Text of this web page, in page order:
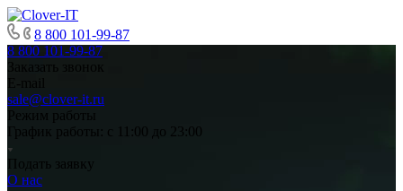
8 800 101-99-87
8 800 101-99-87
sale@clover-it.ru
График работы: с 11:00 до 23:00
Подать заявку
О нас